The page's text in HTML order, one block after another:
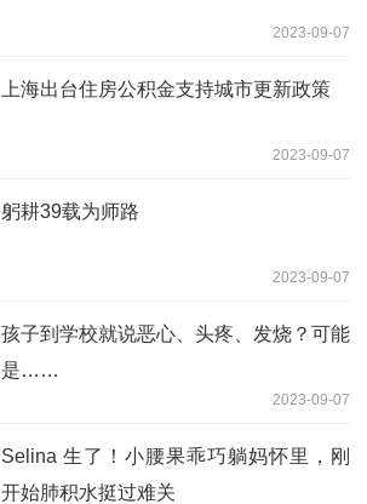
2023-09-07
上海出台住房公积金支持城市更新政策
2023-09-07
躬耕39载为师路
2023-09-07
孩子到学校就说恶心、头疼、发烧？可能
是……
2023-09-07
Selina 生了！小腰果乖巧躺妈怀里，刚
开始肺积水挺过难关